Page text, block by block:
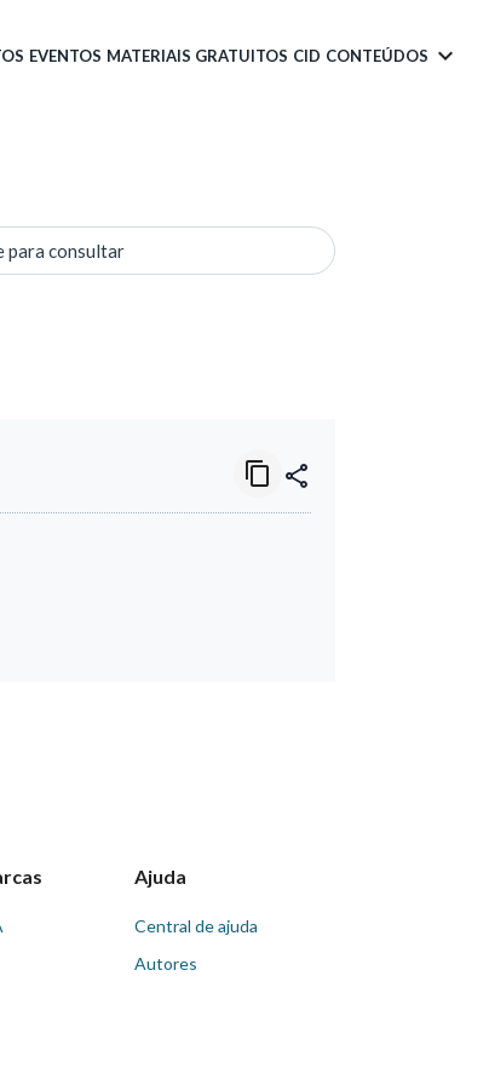
EVENTOS MATERIAIS GRATUITOS CID CONTEÚDOS
para consultar
Ajuda
Central de ajuda
Autores